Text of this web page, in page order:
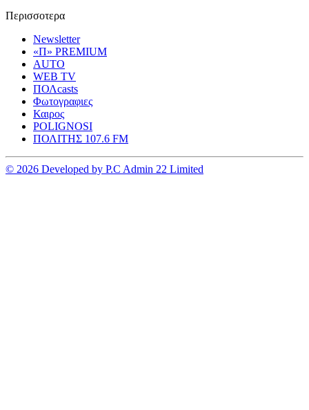
Περισσοτερα
Newsletter
«Π» PREMIUM
AUTO
WEB TV
ΠΟΛcasts
Φωτογραφιες
Καιρος
POLIGNOSI
ΠΟΛΙΤΗΣ 107.6 FM
© 2026 Developed by P.C Admin 22 Limited